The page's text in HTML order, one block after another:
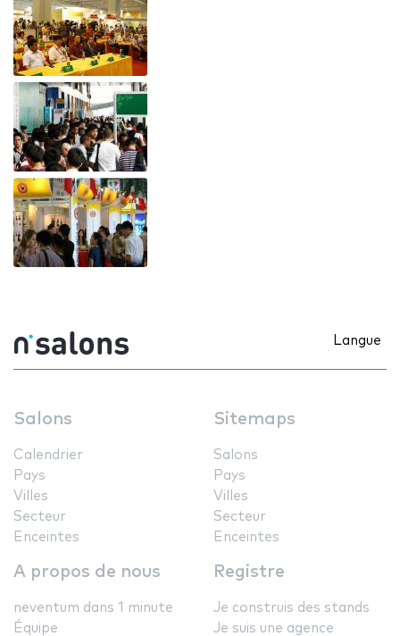
Langue
Salons
Calendrier
Pays
Villes
Secteur
Enceintes
Sitemaps
Salons
Pays
Villes
Secteur
Enceintes
A propos de nous
neventum dans 1 minute
Équipe
Registre
Je construis des stands
Je suis une agence